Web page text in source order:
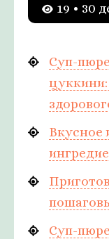
19 • 30
Суп-
Вкусное
Суп-